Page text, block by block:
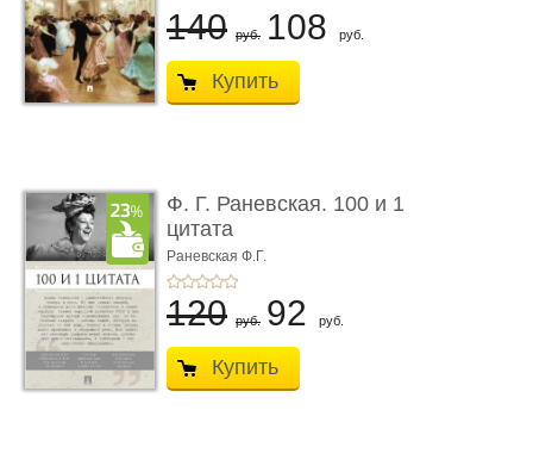
140 руб. 108 руб.
Купить
Ф. Г. Раневская. 100 и 1
цитата
Раневская Ф.Г.
120 руб. 92 руб.
Купить